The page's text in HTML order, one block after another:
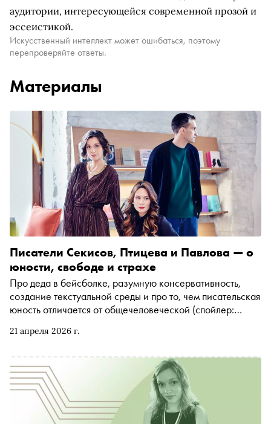
аудитории, интересующейся современной прозой и
эссеистикой.
Искусственный интеллект может ошибаться, поэтому
перепроверяйте ответы.
Материалы
21 апреля 2026 г.
Писатели Секисов, Птицева и Павлова — о
юности, свободе и страхе
Про деда в бейсболке, разумную консервативность,
создание текстуальной среды и про то, чем писательская
юность отличается от общечеловеческой (спойлер:
поговорила с писателями Светланой Павловой, Ольгой
«Сноба»